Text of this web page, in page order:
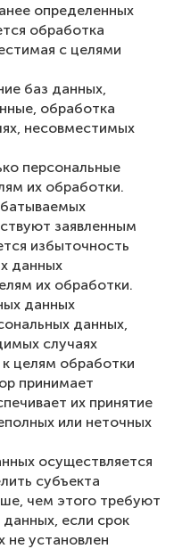
определенных
обработка
с целями
баз данных,
обработка
несовместимых
персональные
их обработки.
заявленным
избыточность
данных
их обработки.
данных
данных,
случаях
целям обработки
принимает
их принятие
или неточных
осуществляется
субъекта
чем этого требуют
если срок
не установлен